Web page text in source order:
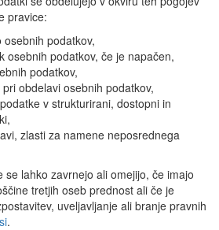
pravice:
podatkov,
osebnih podatkov, če je napačen,
podatkov,
obdelavi osebnih podatkov,
v strukturirani, dostopni in
zlasti za namene neposrednega
lahko zavrnejo ali omejijo, če imajo
tretjih oseb prednost ali če je
uveljavljanje ali branje pravnih
.